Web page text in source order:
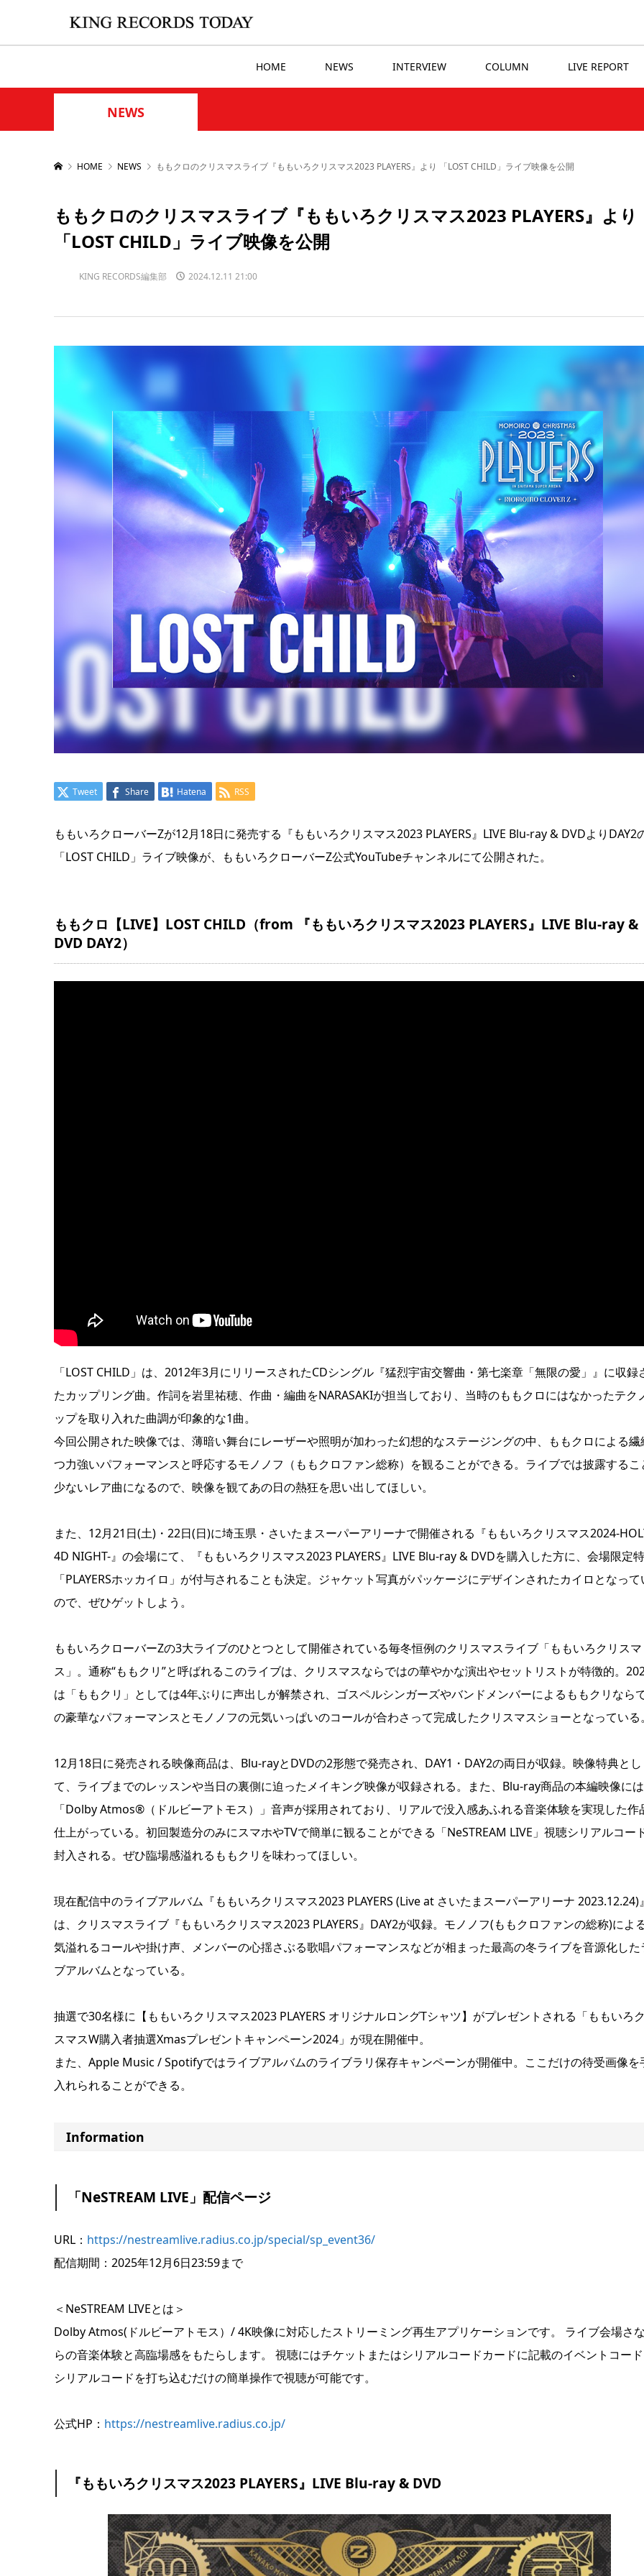
HOME NEWS INTERVIEW COLUMN LIVE REPORT
NEWS
HOME NEWS ももクロのクリスマスライブ『ももいろクリスマス2023 PLAYERS』より 「LOST CHILD」ライブ映像を公開
ももクロのクリスマスライブ『ももいろクリスマス2023 PLAYERS』より
「LOST CHILD」ライブ映像を公開
KING RECORDS編集部 2024.12.11 21:00
Tweet Share Hatena RSS
ももいろクローバーZが12月18日に発売する『ももいろクリスマス2023 PLAYERS』LIVE Blu-ray & DVDよりDAY2
「LOST CHILD」ライブ映像が、ももいろクローバーZ公式YouTubeチャンネルにて公開された。
ももクロ【LIVE】LOST CHILD（from 『ももいろクリスマス2023 PLAYERS』LIVE Blu-ray &
DVD DAY2）
「LOST CHILD」は、2012年3月にリリースされたCDシングル『猛烈宇宙交響曲・第七楽章「無限の愛」』に収録
たカップリング曲。作詞を岩里祐穂、作曲・編曲をNARASAKIが担当しており、当時のももクロにはなかったテク
ップを取り入れた曲調が印象的な1曲。
今回公開された映像では、薄暗い舞台にレーザーや照明が加わった幻想的なステージングの中、ももクロによる繊
つ力強いパフォーマンスと呼応するモノノフ（ももクロファン総称）を観ることができる。ライブでは披露するこ
少ないレア曲になるので、映像を観てあの日の熱狂を思い出してほしい。
また、12月21日(土)・22日(日)に埼玉県・さいたまスーパーアリーナで開催される『ももいろクリスマス2024-
4D NIGHT-』の会場にて、『ももいろクリスマス2023 PLAYERS』LIVE Blu-ray & DVDを購入した方に、会場限定
「PLAYERSホッカイロ」が付与されることも決定。ジャケット写真がパッケージにデザインされたカイロとなって
ので、ぜひゲットしよう。
ももいろクローバーZの3大ライブのひとつとして開催されている毎冬恒例のクリスマスライブ「ももいろクリスマ
ス」。通称“ももクリ”と呼ばれるこのライブは、クリスマスならではの華やかな演出やセットリストが特徴的。
は「ももクリ」としては4年ぶりに声出しが解禁され、ゴスペルシンガーズやバンドメンバーによるももクリなら
の豪華なパフォーマンスとモノノフの元気いっぱいのコールが合わさって完成したクリスマスショーとなっている
12月18日に発売される映像商品は、Blu-rayとDVDの2形態で発売され、DAY1・DAY2の両日が収録。映像特典とし
て、ライブまでのレッスンや当日の裏側に迫ったメイキング映像が収録される。また、Blu-ray商品の本編映像には
「Dolby Atmos®（ドルビーアトモス）」音声が採用されており、リアルで没入感あふれる音楽体験を実現した作
仕上がっている。初回製造分のみにスマホやTVで簡単に観ることができる「NeSTREAM LIVE」視聴シリアルコー
封入される。ぜひ臨場感溢れるももクリを味わってほしい。
現在配信中のライブアルバム『ももいろクリスマス2023 PLAYERS (Live at さいたまスーパーアリーナ 2023.12.24)
は、クリスマスライブ『ももいろクリスマス2023 PLAYERS』DAY2が収録。モノノフ(ももクロファンの総称)によ
気溢れるコールや掛け声、メンバーの心揺さぶる歌唱パフォーマンスなどが相まった最高の冬ライブを音源化した
ブアルバムとなっている。
抽選で30名様に【ももいろクリスマス2023 PLAYERS オリジナルロングTシャツ】がプレゼントされる「ももいろ
スマスW購入者抽選Xmasプレゼントキャンペーン2024」が現在開催中。
また、Apple Music / Spotifyではライブアルバムのライブラリ保存キャンペーンが開催中。ここだけの待受画像を
入れられることができる。
Information
「NeSTREAM LIVE」配信ページ
URL： https://nestreamlive.radius.co.jp/special/sp_event36/
配信期間：2025年12月6日23:59まで
＜NeSTREAM LIVEとは＞
Dolby Atmos(ドルビーアトモス）/ 4K映像に対応したストリーミング再生アプリケーションです。 ライブ会場さ
らの音楽体験と高臨場感をもたらします。 視聴にはチケットまたはシリアルコードカードに記載のイベントコー
シリアルコードを打ち込むだけの簡単操作で視聴が可能です。
公式HP： https://nestreamlive.radius.co.jp/
『ももいろクリスマス2023 PLAYERS』LIVE Blu-ray & DVD